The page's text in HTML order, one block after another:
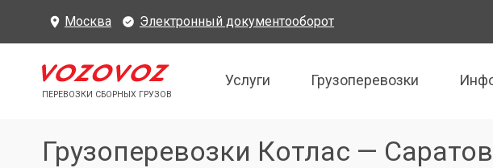
Москва Электронный документооборот
ПЕРЕВОЗКИ СБОРНЫХ ГРУЗОВ
Услуги Грузоперевозки
Грузоперевозки Котлас — Саратов